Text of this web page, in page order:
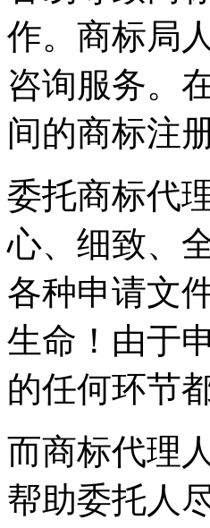
作。商标局
咨询服务。
间的商标注
委托商标代
心、细致、
各种申请文
生命！由于
的任何环节
而商标代理
帮助委托人